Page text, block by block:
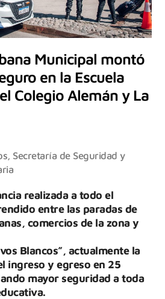
Municipal montó
en la Escuela
Colegio Alemán y La
Secretaría de Seguridad y
realizada a todo el
entre las paradas de
comercios de la zona y
Blancos”, actualmente la
ingreso y egreso en 25
mayor seguridad a toda